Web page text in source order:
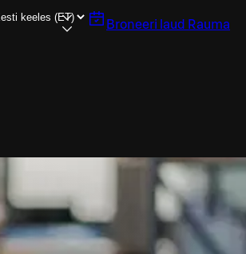
Broneeri laud Rauma